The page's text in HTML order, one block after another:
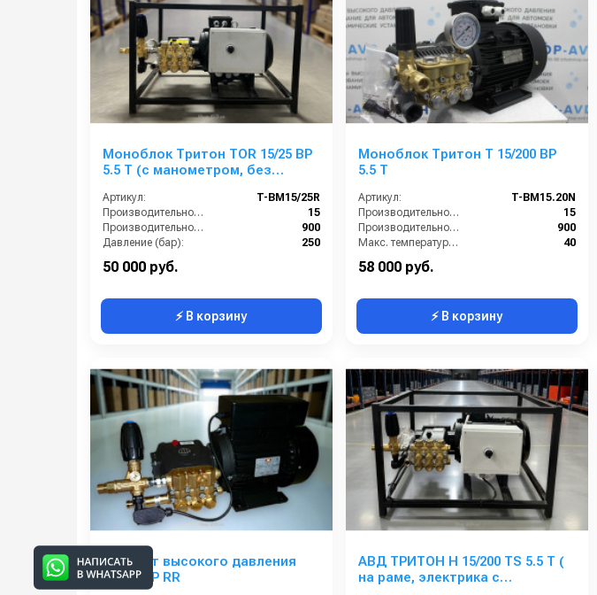
Моноблок Тритон TOR 15/25 ВР
5.5 T (с манометром, без
Артикул:
T-BM15/25R
Производительность (л/мин):
15
Производительность (л/ч):
900
Давление (бар):
250
Напряжение (В):
50 000 руб.
⚡ В корзину
Моноблок Тритон T 15/200 BP
5.5 T
Артикул:
T-BM15.20N
Производительность (л/мин):
15
Производительность (л/ч):
900
Макс. температура воды на входе (°C):
40
58 000 руб.
⚡ В корзину
Аппарат высокого давления
M1914BP RR
АВД ТРИТОН H 15/200 TS 5.5 T (
на раме, электрика с